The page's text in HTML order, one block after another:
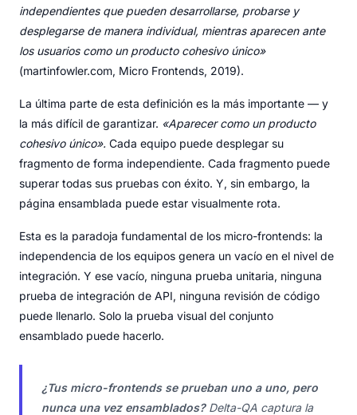
independientes que pueden desarrollarse, probarse y
desplegarse de manera individual, mientras aparecen ante
los usuarios como un producto cohesivo único»
(martinfowler.com, Micro Frontends, 2019).
La última parte de esta definición es la más importante — y
la más difícil de garantizar. «Aparecer como un producto
cohesivo único». Cada equipo puede desplegar su
fragmento de forma independiente. Cada fragmento puede
superar todas sus pruebas con éxito. Y, sin embargo, la
página ensamblada puede estar visualmente rota.
Esta es la paradoja fundamental de los micro-frontends: la
independencia de los equipos genera un vacío en el nivel de
integración. Y ese vacío, ninguna prueba unitaria, ninguna
prueba de integración de API, ninguna revisión de código
puede llenarlo. Solo la prueba visual del conjunto
ensamblado puede hacerlo.
¿Tus micro-frontends se prueban uno a uno, pero
nunca una vez ensamblados?Delta-QA captura la